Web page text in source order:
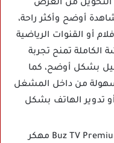
من العرض
أوضح وأكثر راحة،
أو القنوات الرياضية
الكاملة تمنح تجربة
بشكل أوضح، كما
من داخل المشغل
تدوير الهاتف بشكل
يتيح تطبيق Buz TV Premium مهكر